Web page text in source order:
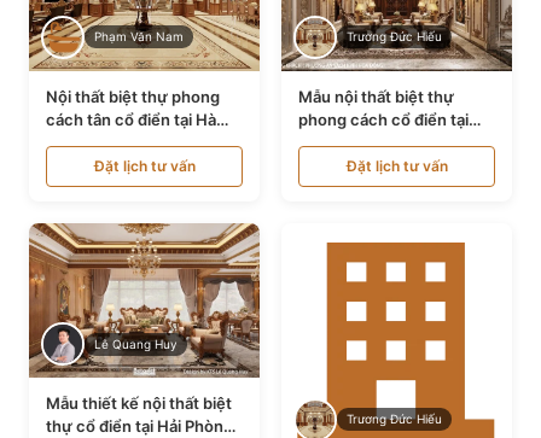
Phạm Văn Nam
Nội thất biệt thự phong
cách tân cổ điển tại Hà
Nội NT24405
Đặt lịch tư vấn
Trương Đức Hiếu
Mẫu nội thất biệt thự
phong cách cổ điển tại
Bình Dương NT24532
Đặt lịch tư vấn
Lê Quang Huy
Mẫu thiết kế nội thất biệt
thự cổ điển tại Hải Phòng
Trương Đức Hiếu